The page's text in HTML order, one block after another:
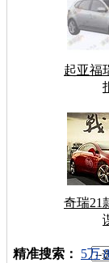
起亚福
奇瑞21
车型搜索：
精准搜索： 5万